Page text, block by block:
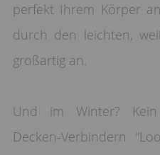
perfekt Ihrem Körper
durch den leichten,
großartig an.
Und im Winter?
Decken-Verbindern